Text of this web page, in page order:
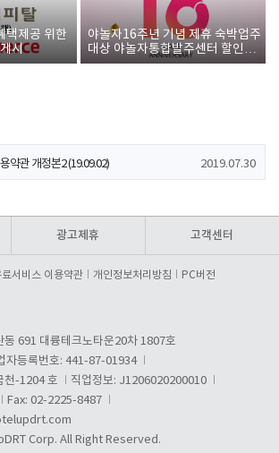
택제공 위한
시
야놀자16주년 기념 제휴 숙박업주
대상 야놀자통합발주센터 할인쿠
폰 증정
개정본1 (19.09.02)
약관 개정본2 (19.09.02) 2019.07.30
광고제휴 고객센터
료서비스 이용약관 개인정보처리방침 PC버전
동 691 대륭테크노타운20차 1807호
자등록번호: 441-87-01934
천-1204 호
직업정보: J1206020200010
Fax: 02-2225-8487
Corp. All Right Reserved.